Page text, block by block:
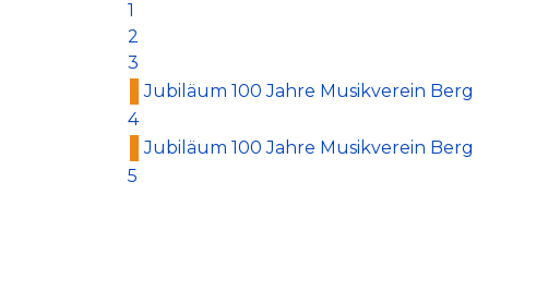
1
2
3
Jubiläum 100 Jahre Musikverein Berg
4
Jubiläum 100 Jahre Musikverein Berg
5